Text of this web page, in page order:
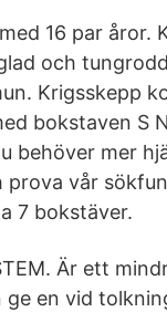
16 par åror.
och
Krigsskepp
bokstaven S
behöver mer
vår
7 bokstäver.
Är ett
ge en vid